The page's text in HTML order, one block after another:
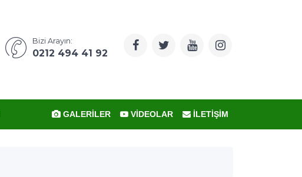
Bizi Arayın:
0212 494 41 92
GALERILER VIDEOLAR İLETIŞIM